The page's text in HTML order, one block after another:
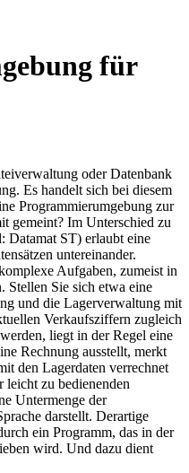
für
oder Datenbank
Es handelt sich bei diesem
Programmierumgebung zur
gemeint? Im Unterschied zu
Datamat ST) erlaubt eine
untereinander.
Aufgaben, zumeist in
Stellen Sie sich etwa eine
und die Lagerverwaltung mit
Verkaufsziffern zugleich
liegt in der Regel eine
Rechnung ausstellt, merkt
den Lagerdaten verrechnet
leicht zu bedienenden
Untermenge der
darstellt. Derartige
ein Programm, das in der
wird. Und dazu dient